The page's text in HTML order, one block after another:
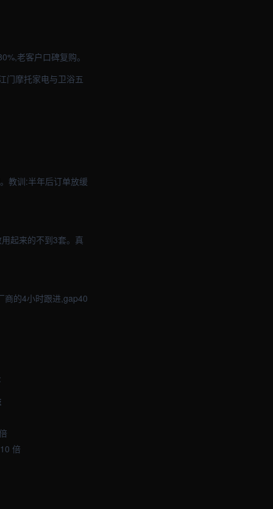
老客户口碑复购。
门摩托家电与卫浴五
教训:半年后订单放缓
起来的不到3套。真
商的4小时跟进,gap40
倍